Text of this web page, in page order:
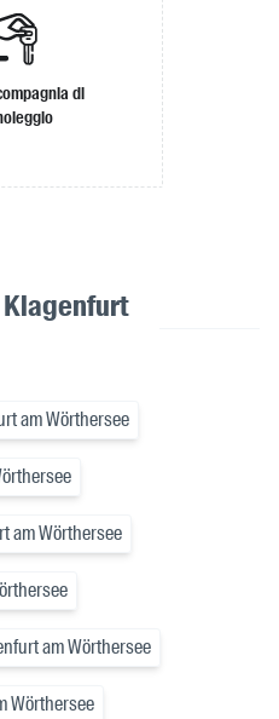
di
Klagenfurt
am Wörthersee
am Wörthersee
am Wörthersee
Wörthersee